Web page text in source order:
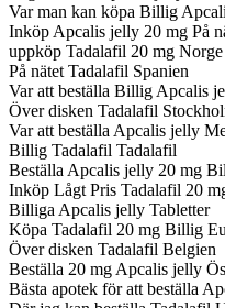
Var man kan köpa Billig
Inköp Apcalis jelly 20 mg På
uppköp Tadalafil 20 mg Norge
På nätet Tadalafil Spanien
Var att beställa Billig Apcalis
Över disken Tadalafil
Var att beställa Apcalis jelly
Billig Tadalafil Tadalafil
Beställa Apcalis jelly 20 mg
Inköp Lågt Pris Tadalafil 20
Billiga Apcalis jelly Tabletter
Köpa Tadalafil 20 mg Billig
Över disken Tadalafil Belgien
Beställa 20 mg Apcalis jelly
Bästa apotek för att beställa